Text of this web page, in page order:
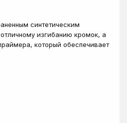
синтетическим
изгибанию кромок, а
который обеспечивает